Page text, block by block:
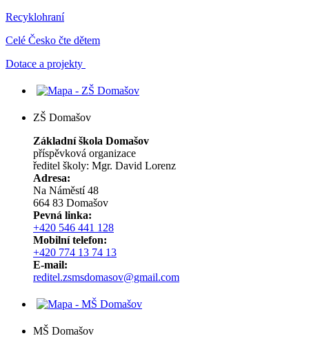
Recyklohraní
Celé Česko čte dětem
Dotace a projekty
ZŠ Domašov
Základní škola Domašov
příspěvková organizace
ředitel školy: Mgr. David Lorenz
Adresa:
Na Náměstí 48
664 83 Domašov
Pevná linka:
+420 546 441 128
Mobilní telefon:
+420 774 13 74 13
E-mail:
reditel.zsmsdomasov@gmail.com
MŠ Domašov